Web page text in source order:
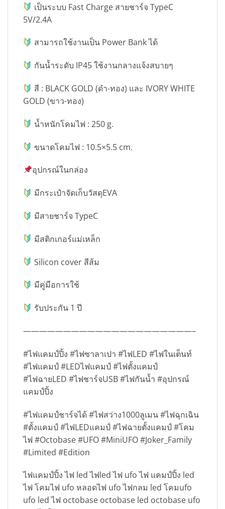
เป็นระบบ Fast Charge สายชาร์จ TypeC
5V/2.4A
สามารถใช้งานเป็น Power Bank ได้
กันน้ำระดับ IP45 ใช้งานกลางแจ้งสบายๆ
สี : BLACK GOLD (ดำ-ทอง) และ IVORY WHITE
GOLD (ขาว-ทอง)
น้ำหนักโคมไฟ : 250 g.
ขนาดโคมไฟ : 10.5×5.5 cm.
อุปกรณ์ในกล่อง
มีกระเป๋าจัดเก็บวัสดุEVA
มีสายชาร์จ TypeC
มีสติกเกอร์แม่เหล็ก
Silicon cover สีส้ม
มีคู่มือการใช้
รับประกัน 1 ปี
—————————————————————–
#ไฟแคมป์ปิ้ง #ไฟซาลาเปา #ไฟLED #ไฟในเต็นท์
#ไฟแคมป์ #LEDไฟแคมป์ #ไฟตั้งแคมป์
#ไฟฉายLED #ไฟชาร์จUSB #ไฟกันน้ำ #อุปกรณ์
แคมป์ปิ้ง
#ไฟแคมป์ชาร์จได้ #ไฟสว่าง1000ลูเมน #ไฟฉุกเฉิน
#ตั้งแคมป์ #ไฟLEDแคมป์ #ไฟฉายตั้งแคมป์ #โคม
ไฟ #Octobase #UFO #MiniUFO #Joker_Family
#Limited #Edition
ไฟแคมป์ปิ้ง ไฟ led ไฟled ไฟ ufo ไฟ แคมป์ปิ้ง led
ไฟ โคมไฟ ufo หลอดไฟ ufo ไฟกลม led โคมufo
ufo led ไฟ octobase octobase led octobase ufo